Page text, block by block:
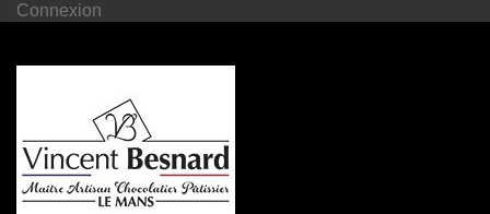
Connexion